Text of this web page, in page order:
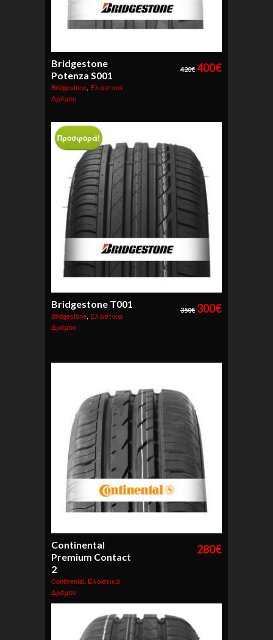
Bridgestone
Potenza S001
Bridgestone, Ελαστικά
Δρόμου
420€ 400€
Προσφορά!
Bridgestone T001
Bridgestone, Ελαστικά
Δρόμου
350€ 300€
Continental
Premium Contact
2
Continental, Ελαστικά
Δρόμου
280€